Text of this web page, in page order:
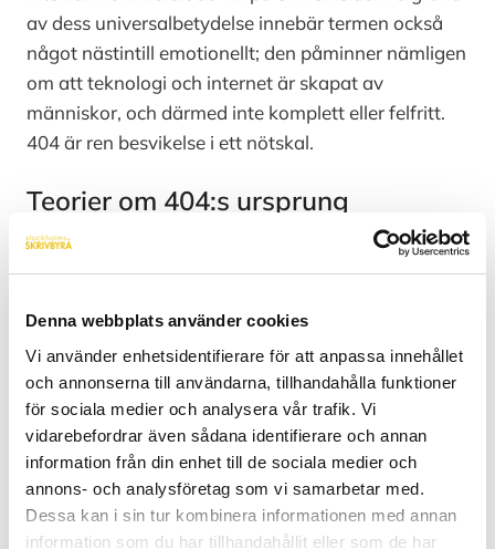
Denna webbplats använder cookies
Vi använder enhetsidentifierare för att anpassa innehållet
och annonserna till användarna, tillhandahålla funktioner
för sociala medier och analysera vår trafik. Vi
vidarebefordrar även sådana identifierare och annan
information från din enhet till de sociala medier och
annons- och analysföretag som vi samarbetar med.
Dessa kan i sin tur kombinera informationen med annan
information som du har tillhandahållit eller som de har
av dess universalbetydelse innebär termen också
något nästintill emotionellt; den påminner nämligen
om att teknologi och internet är skapat av
människor, och därmed inte komplett eller felfritt.
404 är ren besvikelse i ett nötskal.
Teorier om 404:s ursprung
Förutom de känslor som kan välla upp när du når
en webbsida som inte kan hittas, bär termen även
på partikelfysiklaboratoriet CERN i Schweiz som
huserade de första internetservrarna var numrerat
med just ’404’. Ett tillägg till denna historia löd
dessutom att internets uppfinnare, Tim Berners-
Lee, ofta inte kunde hittas.
Kanske låter denna historia som en ren myt för